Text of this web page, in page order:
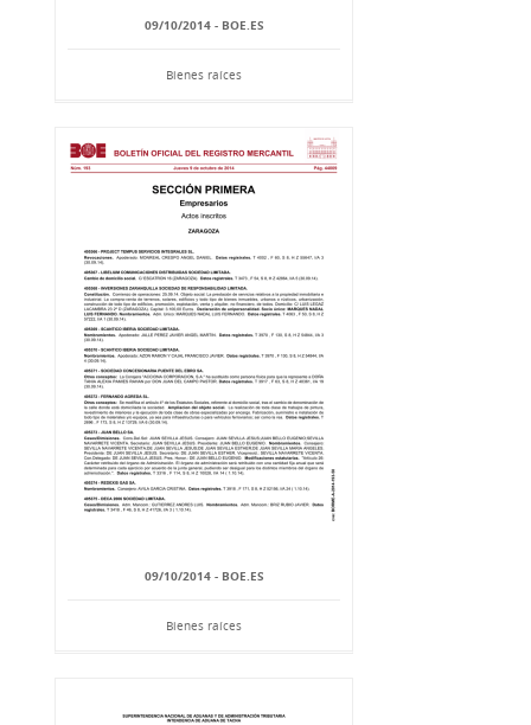
09/10/2014 - BOE.ES
Bienes raíces
09/10/2014 - BOE.ES
Bienes raíces